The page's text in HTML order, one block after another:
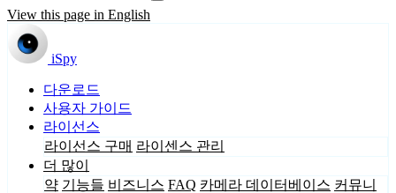
View this page in English
iSpy
다운로드
사용자 가이드
라이선스
라이선스 구매 라이센스 관리
더 많이
약 기능들 비즈니스 FAQ 카메라 데이터베이스 커뮤니